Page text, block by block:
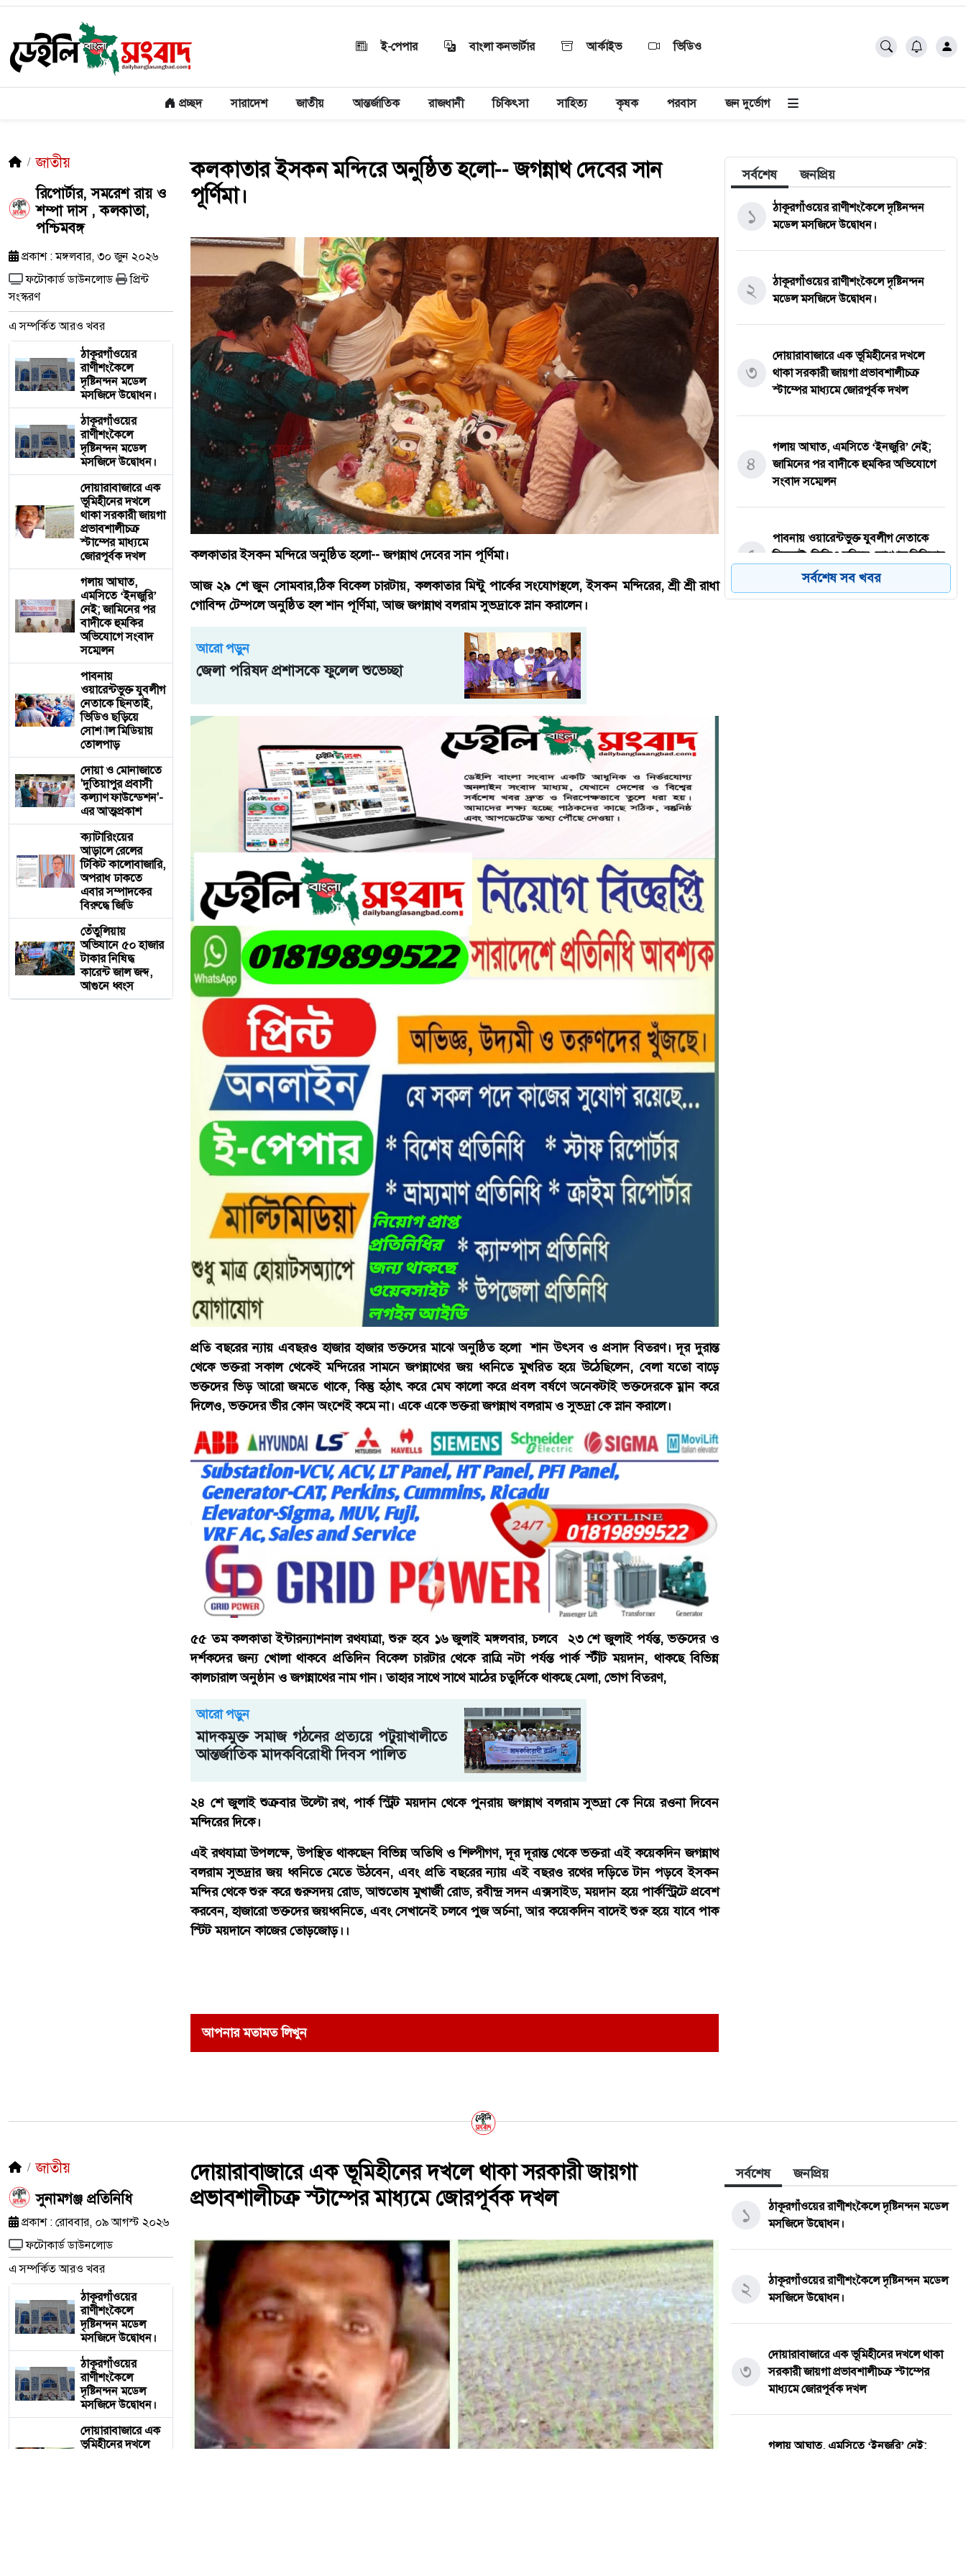
ই-পেপার বাংলা কনভার্টার আর্কাইভ ভিডিও
প্রচ্ছদ সারাদেশ জাতীয় আন্তর্জাতিক রাজধানী চিকিৎসা সাহিত্য কৃষক পরবাস জন দুর্ভোগ
জাতীয়
রিপোর্টার, সমরেশ রায় ও
শম্পা দাস , কলকাতা,
পশ্চিমবঙ্গ
প্রকাশ : মঙ্গলবার, ৩০ জুন ২০২৬
ফটোকার্ড ডাউনলোড
প্রিন্ট
সংস্করণ
এ সম্পর্কিত আরও খবর
ঠাকূরগাঁওয়ের
রাণীশংকৈলে
দৃষ্টিনন্দন মডেল
মসজিদে উদ্বোধন।
ঠাকূরগাঁওয়ের
রাণীশংকৈলে
দৃষ্টিনন্দন মডেল
মসজিদে উদ্বোধন।
দোয়ারাবাজারে এক
ভূমিহীনের দখলে
থাকা সরকারী জায়গা
প্রভাবশালীচক্র
স্টাম্পের মাধ্যমে
জোরপূর্বক দখল
গলায় আঘাত,
এমসিতে ‘ইনজুরি’
নেই; জামিনের পর
বাদীকে হুমকির
অভিযোগে সংবাদ
সম্মেলন
পাবনায়
ওয়ারেন্টভুক্ত যুবলীগ
নেতাকে ছিনতাই,
ভিডিও ছড়িয়ে
সোশ্যাল মিডিয়ায়
তোলপাড়
দোয়া ও মোনাজাতে
'দুতিয়াপুর প্রবাসী
কল্যাণ ফাউন্ডেশন'-
এর আত্মপ্রকাশ
ক্যাটারিংয়ের
আড়ালে রেলের
টিকিট কালোবাজারি,
অপরাধ ঢাকতে
এবার সম্পাদকের
বিরুদ্ধে জিডি
তেঁতুলিয়ায়
অভিযানে ৫০ হাজার
টাকার নিষিদ্ধ
কারেন্ট জাল জব্দ,
আগুনে ধ্বংস
কলকাতার ইসকন মন্দিরে অনুষ্ঠিত হলো-- জগন্নাথ দেবের সান
পূর্ণিমা।
কলকাতার ইসকন মন্দিরে অনুষ্ঠিত হলো-- জগন্নাথ দেবের সান পূর্ণিমা।
আজ ২৯ শে জুন সোমবার,ঠিক বিকেল চারটায়, কলকাতার মিন্টু পার্কের সংযোগস্থলে, ইসকন মন্দিরের, শ্রী শ্রী রাধা
গোবিন্দ টেম্পলে অনুষ্ঠিত হল শান পূর্ণিমা, আজ জগন্নাথ বলরাম সুভদ্রাকে স্নান করালেন।
আরো পড়ুন
জেলা পরিষদ প্রশাসকে ফুলেল শুভেচ্ছা
প্রতি বছরের ন্যায় এবছরও হাজার হাজার ভক্তদের মাঝে অনুষ্ঠিত হলো শান উৎসব ও প্রসাদ বিতরণ। দূর দুরান্ত
থেকে ভক্তরা সকাল থেকেই মন্দিরের সামনে জগন্নাথের জয় ধ্বনিতে মুখরিত হয়ে উঠেছিলেন, বেলা যতো বাড়ে
ভক্তদের ভিড় আরো জমতে থাকে, কিন্তু হঠাৎ করে মেঘ কালো করে প্রবল বর্ষণে অনেকটাই ভক্তদেরকে ম্নান করে
দিলেও, ভক্তদের ভীর কোন অংশেই কমে না। একে একে ভক্তরা জগন্নাথ বলরাম ও সুভদ্রা কে স্নান করালে।
৫৫ তম কলকাতা ইন্টারন্যাশনাল রথযাত্রা, শুরু হবে ১৬ জুলাই মঙ্গলবার, চলবে ২৩ শে জুলাই পর্যন্ত, ভক্তদের ও
দর্শকদের জন্য খোলা থাকবে প্রতিদিন বিকেল চারটার থেকে রাত্রি নটা পর্যন্ত পার্ক স্টীট ময়দান, থাকছে বিভিন্ন
কালচারাল অনুষ্ঠান ও জগন্নাথের নাম গান। তাহার সাথে সাথে মাঠের চতুর্দিকে থাকছে মেলা, ভোগ বিতরণ,
আরো পড়ুন
মাদকমুক্ত সমাজ গঠনের প্রত্যয়ে পটুয়াখালীতে
আন্তর্জাতিক মাদকবিরোধী দিবস পালিত
২৪ শে জুলাই শুক্রবার উল্টো রথ, পার্ক স্ট্রিট ময়দান থেকে পুনরায় জগন্নাথ বলরাম সুভদ্রা কে নিয়ে রওনা দিবেন
মন্দিরের দিকে।
এই রথযাত্রা উপলক্ষে, উপস্থিত থাকছেন বিভিন্ন অতিথি ও শিল্পীগণ, দূর দূরান্ত থেকে ভক্তরা এই কয়েকদিন জগন্নাথ
বলরাম সুভদ্রার জয় ধ্বনিতে মেতে উঠবেন, এবং প্রতি বছরের ন্যায় এই বছরও রথের দড়িতে টান পড়বে ইসকন
মন্দির থেকে শুরু করে গুরুসদয় রোড, আশুতোষ মুখার্জী রোড, রবীন্দ্র সদন এক্সসাইড, ময়দান হয়ে পার্কস্ট্রিটে প্রবেশ
করবেন, হাজারো ভক্তদের জয়ধ্বনিতে, এবং সেখানেই চলবে পুজ অর্চনা, আর কয়েকদিন বাদেই শুরু হয়ে যাবে পাক
স্টিট ময়দানে কাজের তোড়জোড়।।
আপনার মতামত লিখুন
সর্বশেষ জনপ্রিয়
১
ঠাকূরগাঁওয়ের রাণীশংকৈলে দৃষ্টিনন্দন
মডেল মসজিদে উদ্বোধন।
২
ঠাকূরগাঁওয়ের রাণীশংকৈলে দৃষ্টিনন্দন
মডেল মসজিদে উদ্বোধন।
৩
দোয়ারাবাজারে এক ভূমিহীনের দখলে
থাকা সরকারী জায়গা প্রভাবশালীচক্র
স্টাম্পের মাধ্যমে জোরপূর্বক দখল
৪
গলায় আঘাত, এমসিতে ‘ইনজুরি’ নেই;
জামিনের পর বাদীকে হুমকির অভিযোগে
সংবাদ সম্মেলন
৫
পাবনায় ওয়ারেন্টভুক্ত যুবলীগ নেতাকে
ছিনতাই, ভিডিও ছড়িয়ে সোশ্যাল মিডিয়ায়
তোলপাড়সর্বশেষ সব খবর
জাতীয়
সুনামগঞ্জ প্রতিনিধি
প্রকাশ : রোববার, ০৯ আগস্ট ২০২৬
ফটোকার্ড ডাউনলোড
এ সম্পর্কিত আরও খবর
ঠাকূরগাঁওয়ের
রাণীশংকৈলে
দৃষ্টিনন্দন মডেল
মসজিদে উদ্বোধন।
ঠাকূরগাঁওয়ের
রাণীশংকৈলে
দৃষ্টিনন্দন মডেল
মসজিদে উদ্বোধন।
দোয়ারাবাজারে এক
ভূমিহীনের দখলে
দোয়ারাবাজারে এক ভূমিহীনের দখলে থাকা সরকারী জায়গা
প্রভাবশালীচক্র স্টাম্পের মাধ্যমে জোরপূর্বক দখল
সর্বশেষ জনপ্রিয়
১
ঠাকূরগাঁওয়ের রাণীশংকৈলে দৃষ্টিনন্দন মডেল
মসজিদে উদ্বোধন।
২
ঠাকূরগাঁওয়ের রাণীশংকৈলে দৃষ্টিনন্দন মডেল
মসজিদে উদ্বোধন।
৩
দোয়ারাবাজারে এক ভূমিহীনের দখলে থাকা
সরকারী জায়গা প্রভাবশালীচক্র স্টাম্পের
মাধ্যমে জোরপূর্বক দখল
গলায় আঘাত, এমসিতে ‘ইনজুরি’ নেই;